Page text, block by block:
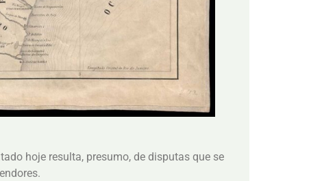
hoje resulta, presumo, de disputas que se